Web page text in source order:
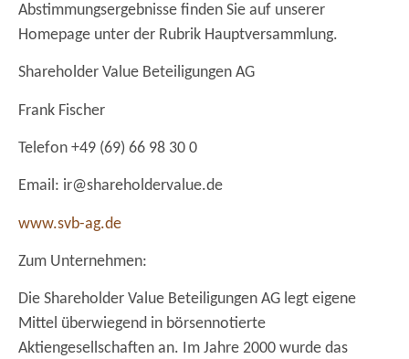
Abstimmungsergebnisse finden Sie auf unserer
Homepage unter der Rubrik Hauptversammlung.
Shareholder Value Beteiligungen AG
Frank Fischer
Telefon +49 (69) 66 98 30 0
Email: ir@shareholdervalue.de
www.svb-ag.de
Zum Unternehmen:
Die Shareholder Value Beteiligungen AG legt eigene
Mittel überwiegend in börsennotierte
Aktiengesellschaften an. Im Jahre 2000 wurde das